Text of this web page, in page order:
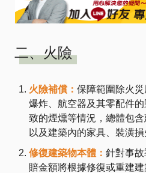
二、火險
火險補償： 保障範圍除火災
爆炸、航空器及其零配件
致的煙燻等情況，總體包
以及建築內的家具、裝潢損
修復建築物本體： 針對事
賠金額將根據修復或重建